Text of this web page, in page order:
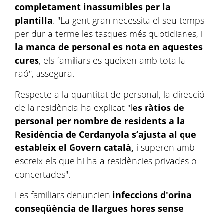
completament inassumibles per la
plantilla. "La gent gran necessita el seu temps
per dur a terme les tasques més quotidianes, i
la manca de personal es nota en aquestes
cures, els familiars es queixen amb tota la
raó", assegura.
Respecte a la quantitat de personal, la direcció
de la residència ha explicat "les ràtios de
personal per nombre de residents a la
Residència de Cerdanyola s’ajusta al que
estableix el Govern català, i superen amb
escreix els que hi ha a residències privades o
concertades".
Les familiars denuncien infeccions d'orina
conseqüència de llargues hores sense